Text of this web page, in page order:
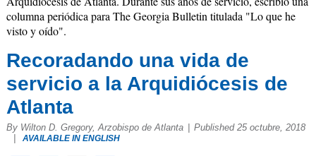
columna periódica para The Georgia Bulletin titulada "Lo que he
visto y oído".
Recoradando una vida de
servicio a la Arquidiócesis de
Atlanta
By Wilton D. Gregory, Arzobispo de Atlanta | Published 25 octubre, 2018
|
AVAILABLE IN ENGLISH